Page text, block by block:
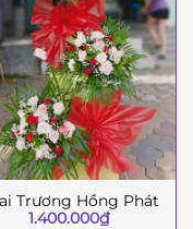
Trương Hồng Phát
1.400.000₫